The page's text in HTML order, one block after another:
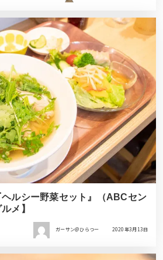
ヘルシー野菜セット』（ABCセン
メ】
ガーサン＠ひらつー 2020年3月13日